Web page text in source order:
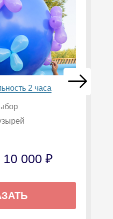
2 часа
10 000 ₽